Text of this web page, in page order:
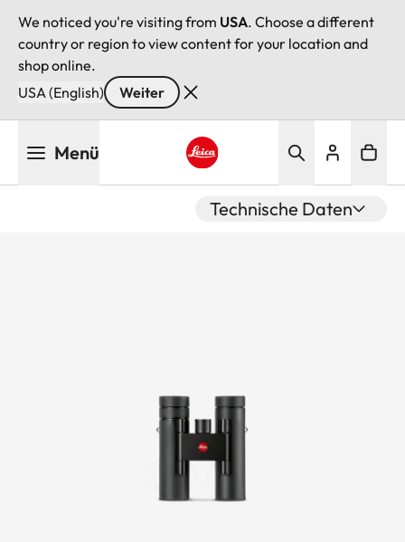
We noticed you're visiting from USA. Choose a different
country or region to view content for your location and
shop online.
USA (English)
Weiter
Menü
Technische Daten